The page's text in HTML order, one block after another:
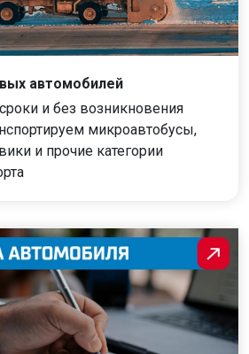
автомобилей
и без возникновения
микроавтобусы,
и прочие категории